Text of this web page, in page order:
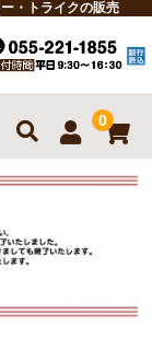
・トライクの販売
0